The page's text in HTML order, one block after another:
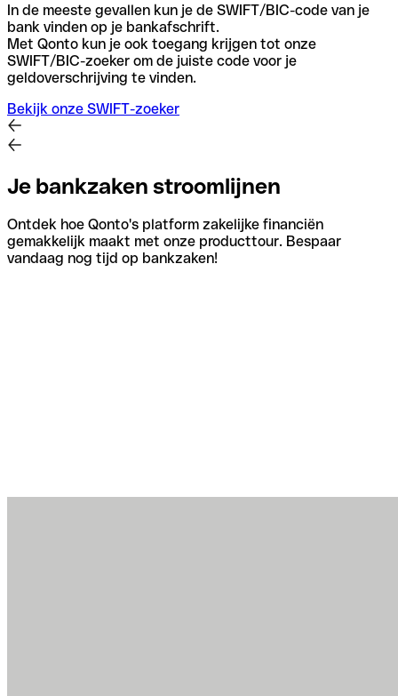
In de meeste gevallen kun je de SWIFT/BIC-code van je
bank vinden op je bankafschrift.
Met Qonto kun je ook toegang krijgen tot onze
SWIFT/BIC-zoeker om de juiste code voor je
geldoverschrijving te vinden.
Bekijk onze SWIFT-zoeker
Je bankzaken stroomlijnen
Ontdek hoe Qonto's platform zakelijke financiën
gemakkelijk maakt met onze producttour. Bespaar
vandaag nog tijd op bankzaken!